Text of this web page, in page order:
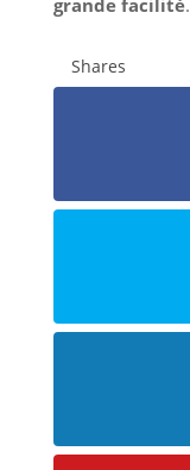
grande facilité.
Shares